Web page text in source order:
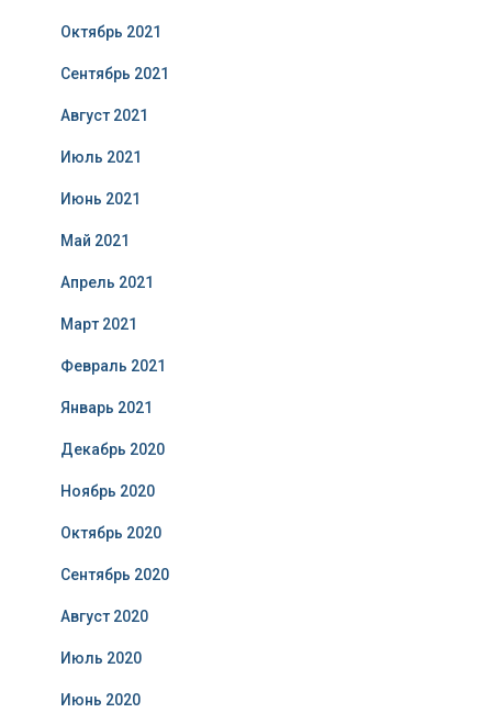
Октябрь 2021
Сентябрь 2021
Август 2021
Июль 2021
Июнь 2021
Май 2021
Апрель 2021
Март 2021
Февраль 2021
Январь 2021
Декабрь 2020
Ноябрь 2020
Октябрь 2020
Сентябрь 2020
Август 2020
Июль 2020
Июнь 2020